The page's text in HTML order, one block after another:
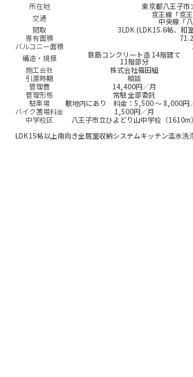
所在地
東京都八王子市
交通
京王線「京
中央線「
間取
3LDK (LDK15.6帖、和
専有面積
バルコニー面積
構造・規模
鉄筋コンクリート造 14階建て
11階部分
施工会社
株式会社福田組
引渡時期
相談
管理費
14,400円／月
管理形態
常駐 全部委託
駐車場
敷地内にあり 料金：5,500 ～ 8,000円
バイク置場料金
1,500円／月
中学校区
八王子市立ひよどり山中学校（1610m）
LDK15帖以上南向き全居室収納システムキッチン温水洗